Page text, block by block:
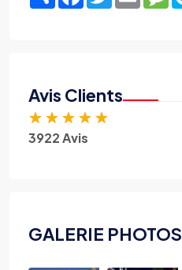
Avis Clients
★ ★ ★ ★ ★
3922 Avis
GALERIE PHOTOS